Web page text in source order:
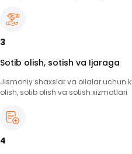
3
Sotib olish, sotish va Ijaraga
Jismoniy shaxslar va oilalar uchun
olish, sotib olish va sotish xizmatlari
4